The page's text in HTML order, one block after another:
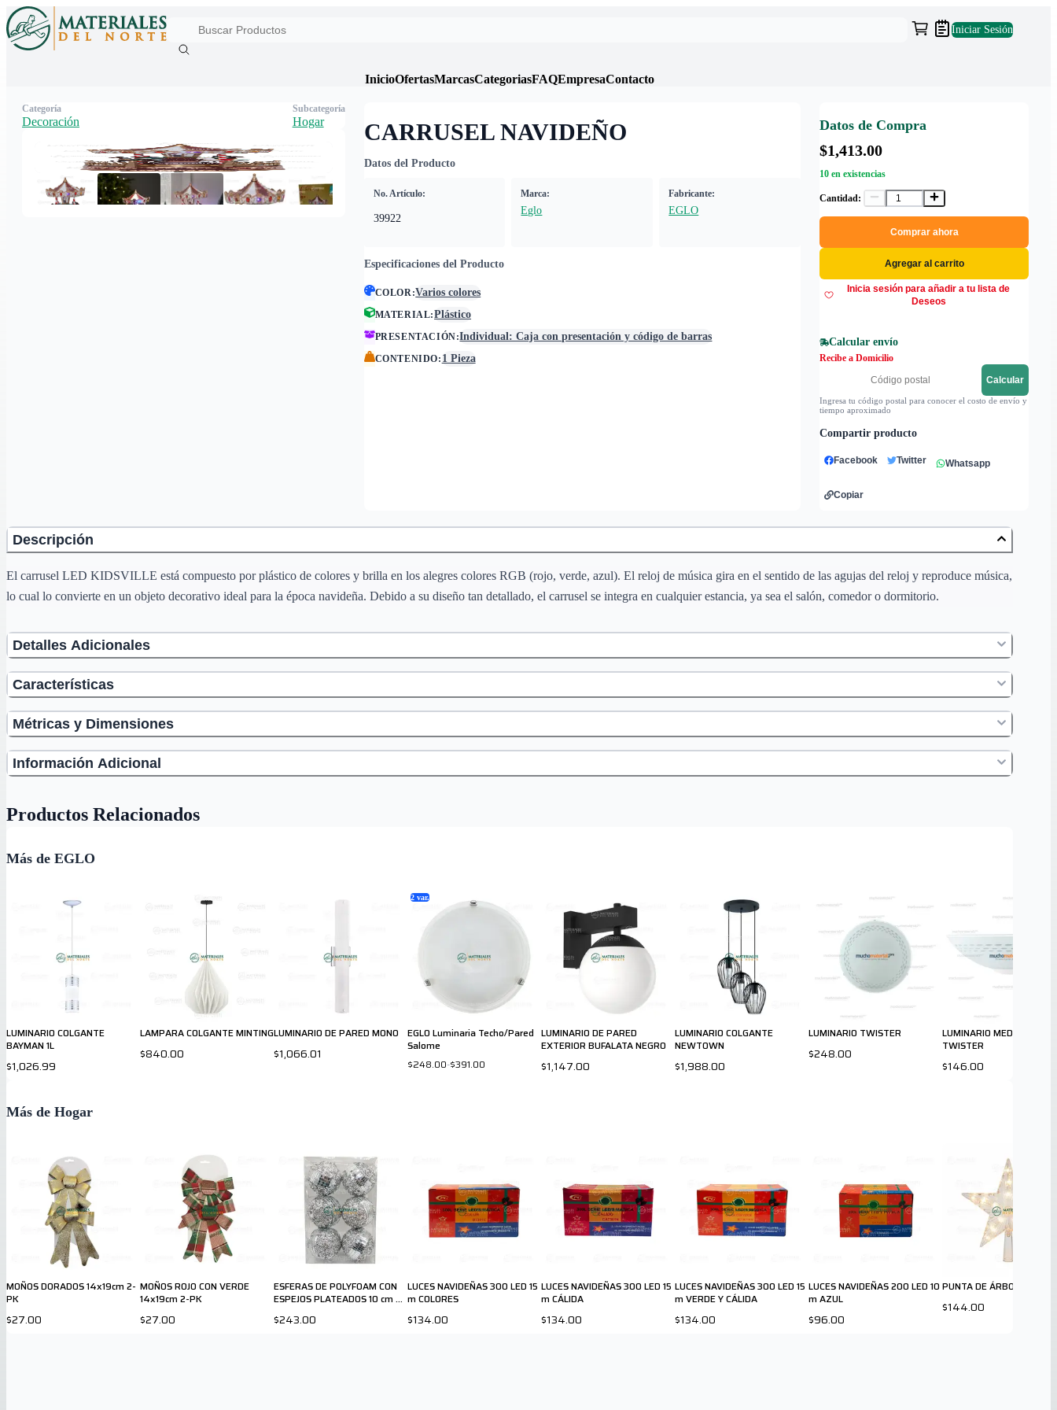
Iniciar Sesión
InicioOfertasMarcasCategoriasFAQEmpresaContacto
CARRUSEL NAVIDEÑO
Datos del Producto
No. Artículo:
39922
Marca:
Eglo
Fabricante:
EGLO
Especificaciones del Producto
COLOR:Varios colores
MATERIAL:Plástico
PRESENTACIÓN:Individual: Caja con presentación y código de barras
CONTENIDO: 1 Pieza
Datos de Compra
$1,413.00
10 en existencias
Cantidad:
Comprar ahora
Agregar al carrito
Inicia sesión para añadir a tu lista de
Deseos
Calcular envío
Recibe a Domicilio
Calcular
Ingresa tu código postal para conocer el costo de envío y
tiempo aproximado
Compartir producto
Facebook Twitter Whatsapp
Copiar
Categoría
Decoración
Subcategoría
Hogar
Descripción
El carrusel LED KIDSVILLE está compuesto por plástico de colores y brilla en los alegres colores RGB (rojo, verde, azul). El reloj de música gira en el sentido de las agujas del reloj y reproduce música,
lo cual lo convierte en un objeto decorativo ideal para la época navideña. Debido a su diseño tan detallado, el carrusel se integra en cualquier estancia, ya sea el salón, comedor o dormitorio.
Detalles Adicionales
Características
Métricas y Dimensiones
Información Adicional
Productos Relacionados
Más de EGLO
LUMINARIO COLGANTE
BAYMAN 1L
$1,026.99
LAMPARA COLGANTE MINTING
$840.00
LUMINARIO DE PARED MONO
$1,066.01
2 var.
EGLO Luminaria Techo/Pared
Salome
$248.00-$391.00
LUMINARIO DE PARED
EXTERIOR BUFALATA NEGRO
$1,147.00
LUMINARIO COLGANTE
NEWTOWN
$1,988.00
LUMINARIO TWISTER
$248.00
LUMINARIO MEDIA LUNA
TWISTER
$146.00
Más de Hogar
MOÑOS DORADOS 14x19cm 2-
PK
$27.00
MOÑOS ROJO CON VERDE
14x19cm 2-PK
$27.00
ESFERAS DE POLYFOAM CON
ESPEJOS PLATEADOS 10 cm 6-
$243.00
LUCES NAVIDEÑAS 300 LED 15
m COLORES
$134.00
LUCES NAVIDEÑAS 300 LED 15
m CÁLIDA
$134.00
LUCES NAVIDEÑAS 300 LED 15
m VERDE Y CÁLIDA
$134.00
LUCES NAVIDEÑAS 200 LED 10
m AZUL
$96.00
PUNTA DE ÁRBOL 30 L
$144.00